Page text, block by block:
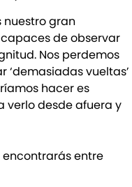
nuestro gran
de observar
Nos perdemos
‘demasiadas vueltas’
hacer es
verlo desde afuera y
encontrarás entre